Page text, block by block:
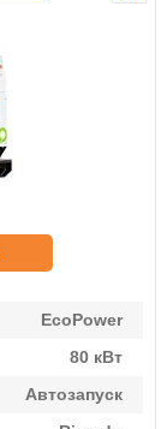
EcoPower
80 кВт
Автозапуск